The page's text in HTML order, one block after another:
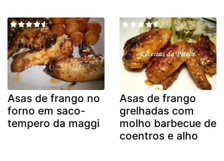
Asas de frango no
forno em saco-
tempero da maggi
Asas de frango
grelhadas com
molho barbecue de
coentros e alho